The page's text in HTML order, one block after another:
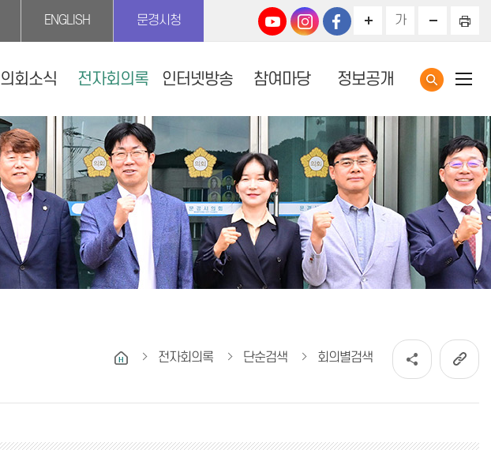
ENGLISH 문경시청 가
의회소식 전자회의록 인터넷방송 참여마당 정보공개
전자회의록 단순검색 회의별검색